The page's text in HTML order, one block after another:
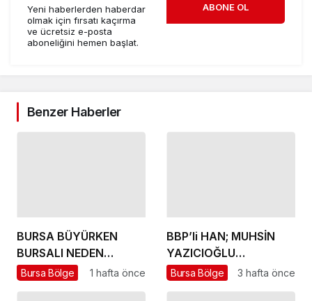
Yeni haberlerden haberdar
olmak için fırsatı kaçırma
ve ücretsiz e-posta
aboneliğini hemen başlat.
ABONE OL
Benzer Haberler
BURSA BÜYÜRKEN
BURSALI NEDEN
YOKSULLAŞIYOR
Bursa Bölge 1 hafta önce
BBP’li HAN; MUHSİN
YAZICIOĞLU
DAVASINDA ADALET
Bursa Bölge 3 hafta önce